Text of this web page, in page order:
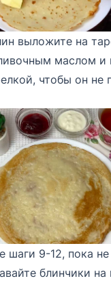
выложите на
маслом и
чтобы он не
шаги 9-12, пока не
блинчики на